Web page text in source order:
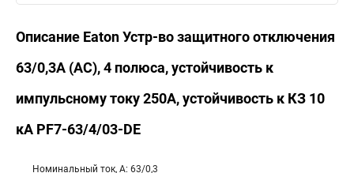
Описание Eaton Устр-во защитного отключения
63/0,3А (АС), 4 полюса, устойчивость к
импульсному току 250А, устойчивость к КЗ 10
кА PF7-63/4/03-DE
Номинальный ток, А: 63/0,3